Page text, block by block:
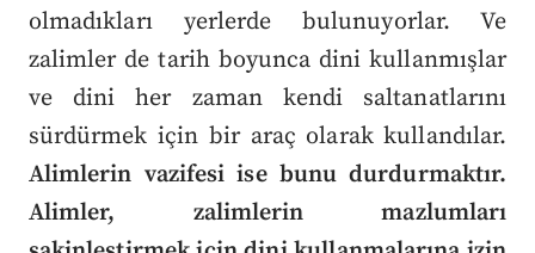
olmadıkları yerlerde bulunuyorlar. Ve
zalimler de tarih boyunca dini kullanmışlar
ve dini her zaman kendi saltanatlarını
sürdürmek için bir araç olarak kullandılar.
Alimlerin vazifesi ise bunu durdurmaktır.
Alimler, zalimlerin mazlumları